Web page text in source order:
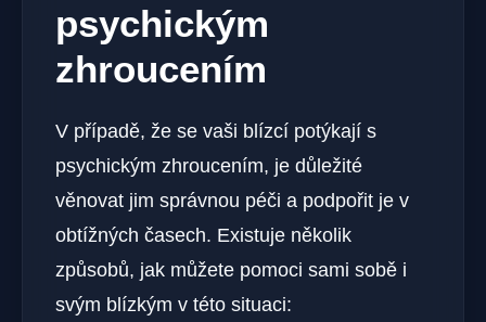
psychickým
zhroucením
V případě, že se vaši blízcí potýkají s
psychickým zhroucením,‍ je důležité
věnovat jim správnou péči a podpořit je v
obtížných časech. Existuje několik
způsobů, jak můžete ‌pomoci sami sobě i
svým blízkým‌ v této situaci: